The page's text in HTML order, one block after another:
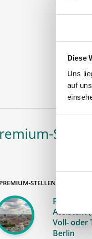
Diese
Uns
auf
STELLENANGEBOT 🌟
Assistent
Voll- oder
Berlin